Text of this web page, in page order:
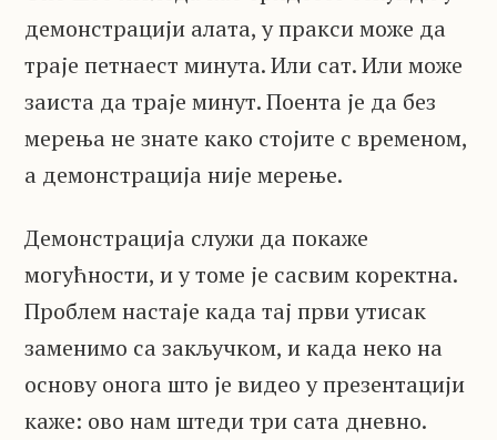
демонстрацији алата, у пракси може да
траје петнаест минута. Или сат. Или може
заиста да траје минут. Поента је да без
мерења не знате како стојите с временом,
а демонстрација није мерење.
Демонстрација служи да покаже
могућности, и у томе је сасвим коректна.
Проблем настаје када тај први утисак
заменимо са закључком, и када неко на
основу онога што је видео у презентацији
каже: ово нам штеди три сата дневно.